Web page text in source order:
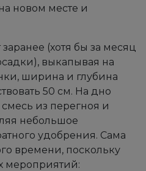
новом месте и
(хотя бы за месяц
выкапывая на
ширина и глубина
50 см. На дно
из перегноя и
небольшое
удобрения. Сама
времени, поскольку
мероприятий: